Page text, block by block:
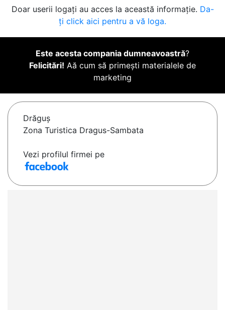
Doar userii logați au acces la această informație. Da-
ți click aici pentru a vă loga.
Este acesta compania dumneavoastră?
Felicitări! Aă cum să primești materialele de
marketing
Drăguş
Zona Turistica Dragus-Sambata
Vezi profilul firmei pe